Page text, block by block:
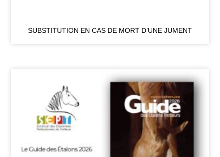
SUBSTITUTION EN CAS DE MORT D’UNE JUMENT